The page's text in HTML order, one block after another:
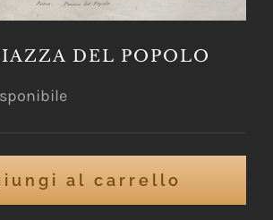
DEL POPOLO
al carrello